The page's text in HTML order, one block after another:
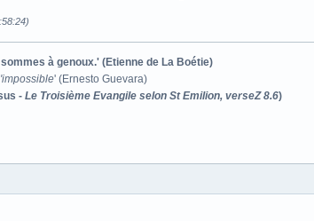
à genoux.' (Etienne de La Boétie)
' (Ernesto Guevara)
- Le Troisième Evangile selon St Emilion, verseZ 8.6)